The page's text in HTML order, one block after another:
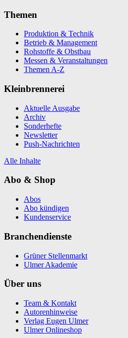
Themen
Produktion & Technik
Betrieb & Management
Rohstoffe & Obstbau
Messen & Veranstaltungen
Themen A-Z
Kleinbrennerei
Aktuelle Ausgabe
Archiv
Sonderhefte
Newsletter
Push-Nachrichten
Alle Inhalte
Abo & Shop
Abos
Abo kündigen
Kundenservice
Branchendienste
Grüner Stellenmarkt
Ulmer Akademie
Über uns
Team & Kontakt
Autorenhinweise
Verlag Eugen Ulmer
Ulmer Onlineshop